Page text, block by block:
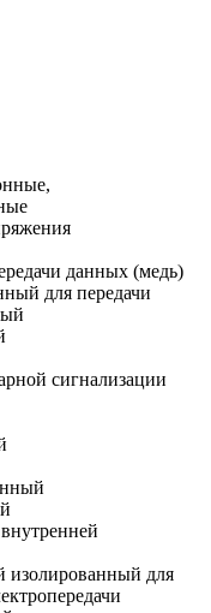
данных (медь)
для передачи
сигнализации
изолированный для